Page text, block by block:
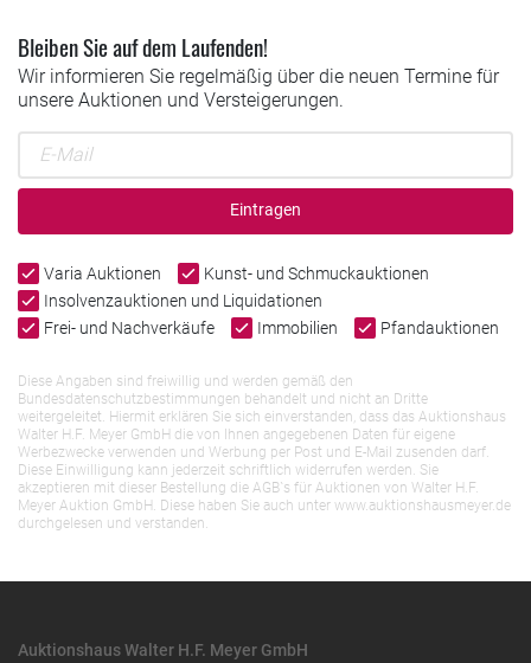
Bleiben Sie auf dem Laufenden!
Wir informieren Sie regelmäßig über die neuen Termine für
unsere Auktionen und Versteigerungen.
Eintragen
Varia Auktionen
Kunst- und Schmuckauktionen
Insolvenzauktionen und Liquidationen
Frei- und Nachverkäufe
Immobilien Pfandauktionen
Diese Angaben sind freiwillig und werden gemäß den
Bundesdatenschutzbestimmungen behandelt und nicht an Dritte
weitergeleitet. Hiermit erklären Sie sich einverstanden, dass das Auktionshaus
Walter H.F. Meyer GmbH die von Ihnen angegebenen Daten für eigene
Werbezwecke verwenden und Werbung per Post und E-Mail zusenden darf.
Diese Einwilligung kann jederzeit schriftlich widerrufen werden. Sie
akzeptieren mit dieser Bestellung die AGB`s für Auktionen von Walter H.F.
Meyer Auktion GmbH. Diese haben Sie auch unter www.auktionshausmeyer.de
durchgelesen und verstanden.
Auktionshaus Walter H.F. Meyer GmbH